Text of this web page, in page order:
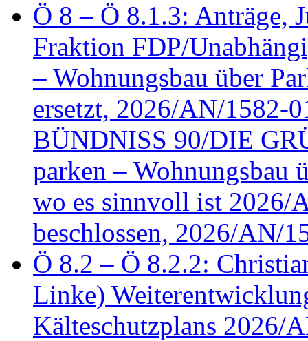
Ö 8 – Ö 8.1.3: Anträge,
Fraktion FDP/
– Wohnungsbau über
ersetzt, 2026/AN/1582-
BÜNDNISS 90/DIE
parken – Wohnungsbau
wo es sinnvoll ist 2026/
beschlossen, 2026/AN/
Ö 8.2 – Ö 8.2.2:
Linke)
Kälteschutzplans 2026/